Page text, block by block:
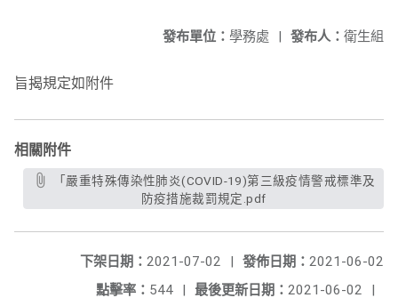
發布人： 衛生組
發布單位： 學務處 |
旨揭規定如附件
相關附件
防疫措施裁罰規定.pdf
發佈日期： 2021-06-02
下架日期： 2021-07-02
|
最後更新日期： 2021-06-02 |
點擊率： 544 |